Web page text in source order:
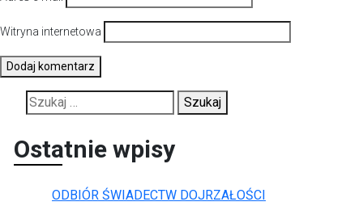
Witryna internetowa
Szukaj:
Ostatnie wpisy
ODBIÓR ŚWIADECTW DOJRZAŁOŚCI